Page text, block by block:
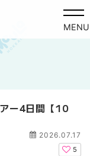
MENU
ー4日間【10
2026.07.17
5